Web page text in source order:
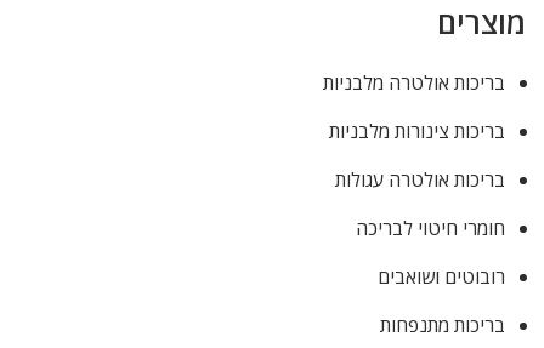
מוצרים
בריכות אולטרה מלבניות
בריכות צינורות מלבניות
בריכות אולטרה עגולות
חומרי חיטוי לבריכה
רובוטים ושואבים
בריכות מתנפחות